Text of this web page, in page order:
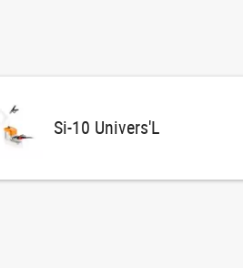
Si-10 Univers'L